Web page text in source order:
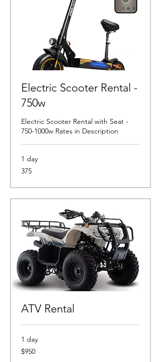
Electric Scooter Rental -
750w
Electric Scooter Rental with Seat -
750-1000w Rates in Description
1 day
375
375
ATV Rental
1 day
950
pesos
$950